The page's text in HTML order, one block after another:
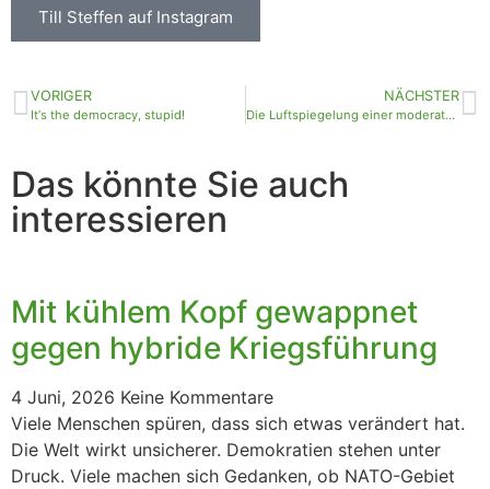
Till Steffen auf Instagram
VORIGER
It‘s the democracy, stupid!
NÄCHSTER
Die Luftspiegelung einer moderaten AfD
Das könnte Sie auch
interessieren
Mit kühlem Kopf gewappnet
gegen hybride Kriegsführung
4 Juni, 2026 Keine Kommentare
Viele Menschen spüren, dass sich etwas verändert hat.
Die Welt wirkt unsicherer. Demokratien stehen unter
Druck. Viele machen sich Gedanken, ob NATO-Gebiet